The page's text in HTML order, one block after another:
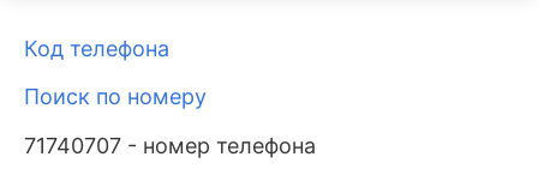
Код телефона
Поиск по номеру
71740707 - номер телефона